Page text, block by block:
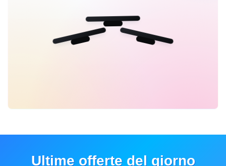
Ultime offerte del giorno